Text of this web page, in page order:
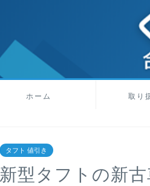
ホーム 取り
タフト 値引き
新型タフトの新